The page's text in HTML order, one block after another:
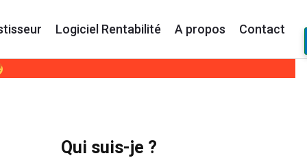
Logiciel Rentabilité A propos Contact
Primary
Qui suis-je ?